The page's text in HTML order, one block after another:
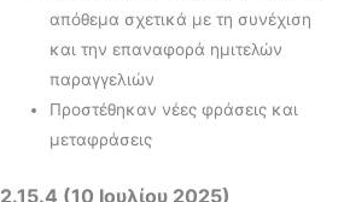
απόθεμα σχετικά με τη συνέχιση
και την επαναφορά ημιτελών
παραγγελιών
Προστέθηκαν νέες φράσεις και
μεταφράσεις
2.15.4 (10 Ιουλίου 2025)